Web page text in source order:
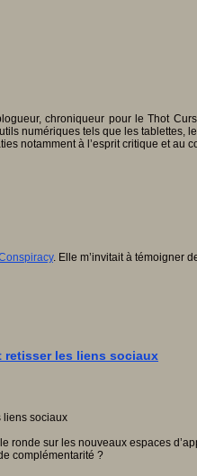
chroniqueur pour le Thot
numériques tels que les
notamment à l’esprit critique et au
. Elle m’invitait à témoigner
retisser les liens sociaux
ronde sur les nouveaux espaces
complémentarité ?